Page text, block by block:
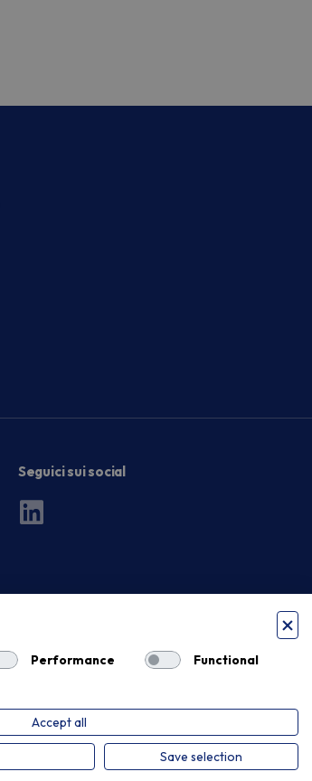
Seguici sui social
Privacy Policy
Performance
Functional
Accept all
Save selection